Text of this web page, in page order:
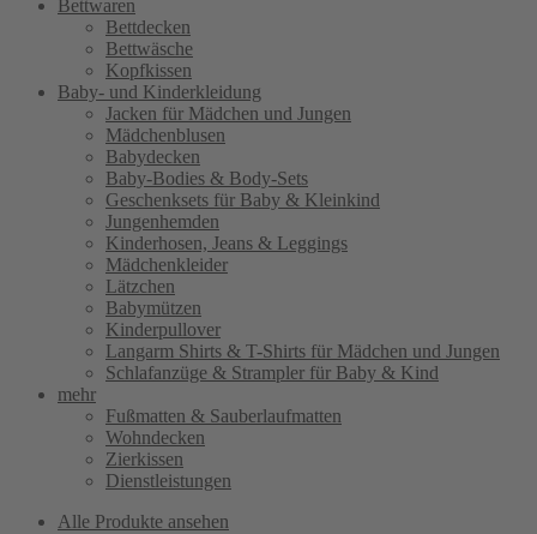
Bettwaren
Bettdecken
Bettwäsche
Kopfkissen
Baby- und Kinderkleidung
Jacken für Mädchen und Jungen
Mädchenblusen
Babydecken
Baby-Bodies & Body-Sets
Geschenksets für Baby & Kleinkind
Jungenhemden
Kinderhosen, Jeans & Leggings
Mädchenkleider
Lätzchen
Babymützen
Kinderpullover
Langarm Shirts & T-Shirts für Mädchen und Jungen
Schlafanzüge & Strampler für Baby & Kind
mehr
Fußmatten & Sauberlaufmatten
Wohndecken
Zierkissen
Dienstleistungen
Alle Produkte ansehen